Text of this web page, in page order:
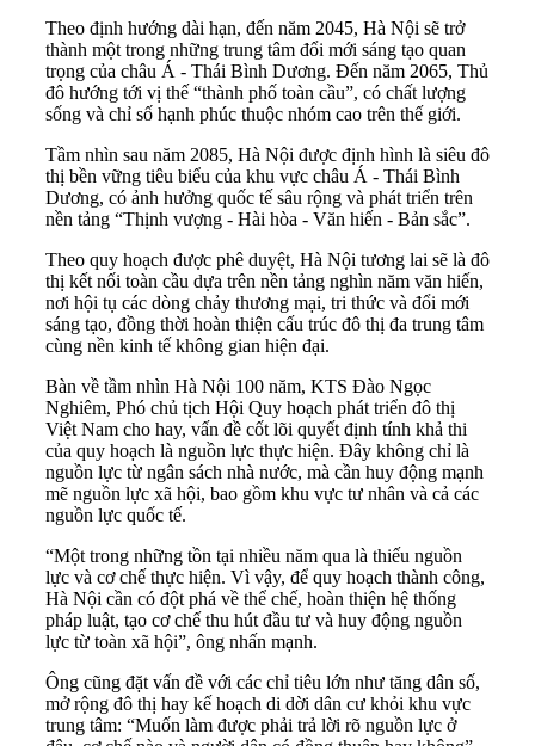
Theo định hướng dài hạn, đến năm 2045, Hà Nội sẽ trở
thành một trong những trung tâm đổi mới sáng tạo quan
trọng của châu Á - Thái Bình Dương. Đến năm 2065, Thủ
đô hướng tới vị thế “thành phố toàn cầu”, có chất lượng
sống và chỉ số hạnh phúc thuộc nhóm cao trên thế giới.
Tầm nhìn sau năm 2085, Hà Nội được định hình là siêu đô
thị bền vững tiêu biểu của khu vực châu Á - Thái Bình
Dương, có ảnh hưởng quốc tế sâu rộng và phát triển trên
nền tảng “Thịnh vượng - Hài hòa - Văn hiến - Bản sắc”.
Theo quy hoạch được phê duyệt, Hà Nội tương lai sẽ là đô
thị kết nối toàn cầu dựa trên nền tảng nghìn năm văn hiến,
nơi hội tụ các dòng chảy thương mại, tri thức và đổi mới
sáng tạo, đồng thời hoàn thiện cấu trúc đô thị đa trung tâm
cùng nền kinh tế không gian hiện đại.
Bàn về tầm nhìn Hà Nội 100 năm, KTS Đào Ngọc
Nghiêm, Phó chủ tịch Hội Quy hoạch phát triển đô thị
Việt Nam cho hay, vấn đề cốt lõi quyết định tính khả thi
của quy hoạch là nguồn lực thực hiện. Đây không chỉ là
nguồn lực từ ngân sách nhà nước, mà cần huy động mạnh
mẽ nguồn lực xã hội, bao gồm khu vực tư nhân và cả các
nguồn lực quốc tế.
“Một trong những tồn tại nhiều năm qua là thiếu nguồn
lực và cơ chế thực hiện. Vì vậy, để quy hoạch thành công,
Hà Nội cần có đột phá về thể chế, hoàn thiện hệ thống
pháp luật, tạo cơ chế thu hút đầu tư và huy động nguồn
lực từ toàn xã hội”, ông nhấn mạnh.
Ông cũng đặt vấn đề với các chỉ tiêu lớn như tăng dân số,
mở rộng đô thị hay kế hoạch di dời dân cư khỏi khu vực
trung tâm: “Muốn làm được phải trả lời rõ nguồn lực ở